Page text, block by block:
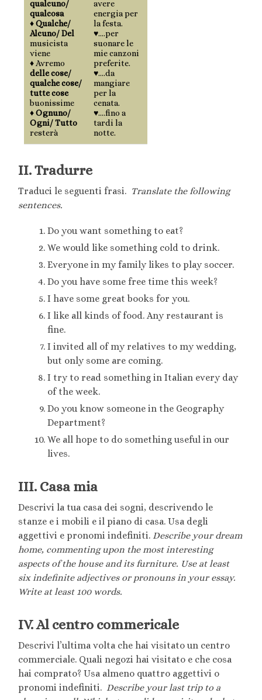
qualcuno/
qualcosa
♦Qualche/
Alcuno/ Del
musicista
viene
♦ Avremo
delle cose/
qualche cose/
tutte cose
buonissime
♦Ognuno/
Ogni/ Tutto
resterà
avere
energia per
la festa.
♥….per
suonare le
mie canzoni
preferite.
♥….da
mangiare
per la
cenata.
♥….fino a
tardi la
notte.
II. Tradurre
Traduci le seguenti frasi. Translate the following
sentences.
Do you want something to eat?
We would like something cold to drink.
Everyone in my family likes to play soccer.
Do you have some free time this week?
I have some great books for you.
I like all kinds of food. Any restaurant is
fine.
I invited all of my relatives to my wedding,
but only some are coming.
I try to read something in Italian every day
of the week.
Do you know someone in the Geography
Department?
We all hope to do something useful in our
lives.
III. Casa mia
Descrivi la tua casa dei sogni, descrivendo le
stanze e i mobili e il piano di casa. Usa degli
aggettivi e pronomi indefiniti. Describe your dream
home, commenting upon the most interesting
aspects of the house and its furniture. Use at least
six indefinite adjectives or pronouns in your essay.
Write at least 100 words.
IV. Al centro commericale
Descrivi l’ultima volta che hai visitato un centro
commerciale. Quali negozi hai visitato e che cosa
hai comprato? Usa almeno quattro aggettivi o
pronomi indefiniti. Describe your last trip to a